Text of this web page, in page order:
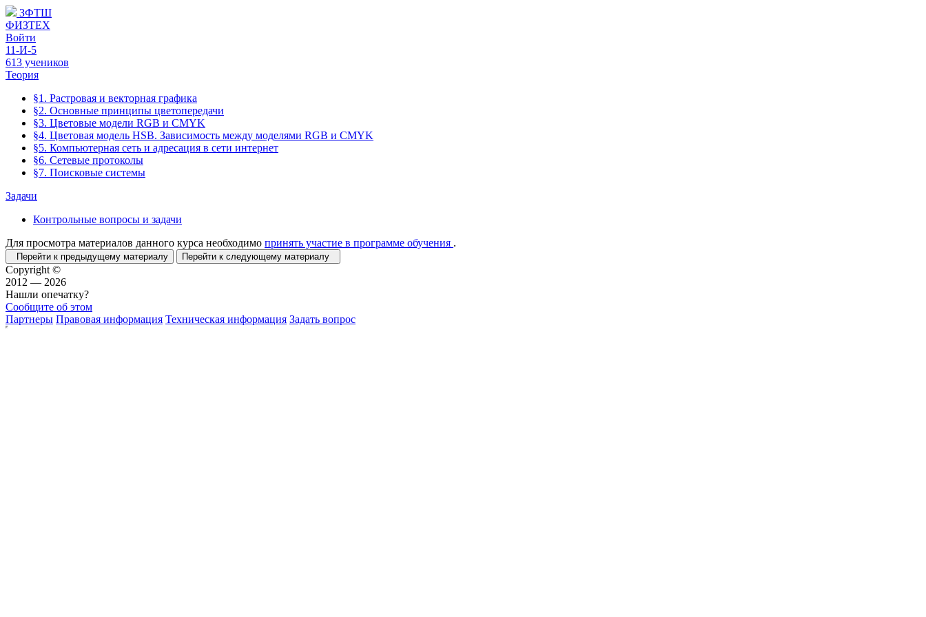
ЗФТШ
ФИЗТЕХ
Войти
11-И-5
613 учеников
Теория
§1. Растровая и векторная графика
§2. Основные принципы цветопередачи
§3. Цветовые модели RGB и CMYK
§4. Цветовая модель HSB. Зависимость между моделями RGB и CMYK
§5. Компьютерная сеть и адресация в сети интернет
§6. Сетевые протоколы
§7. Поисковые системы
Задачи
Контрольные вопросы и задачи
Для просмотра материалов данного курса необходимо принять участие в программе обучения .
Перейти к предыдущему материалу Перейти к следующему материалу
Copyright ©
2012 — 2026
Нашли опечатку?
Сообщите об этом
Партнеры Правовая информация Техническая информация Задать вопрос